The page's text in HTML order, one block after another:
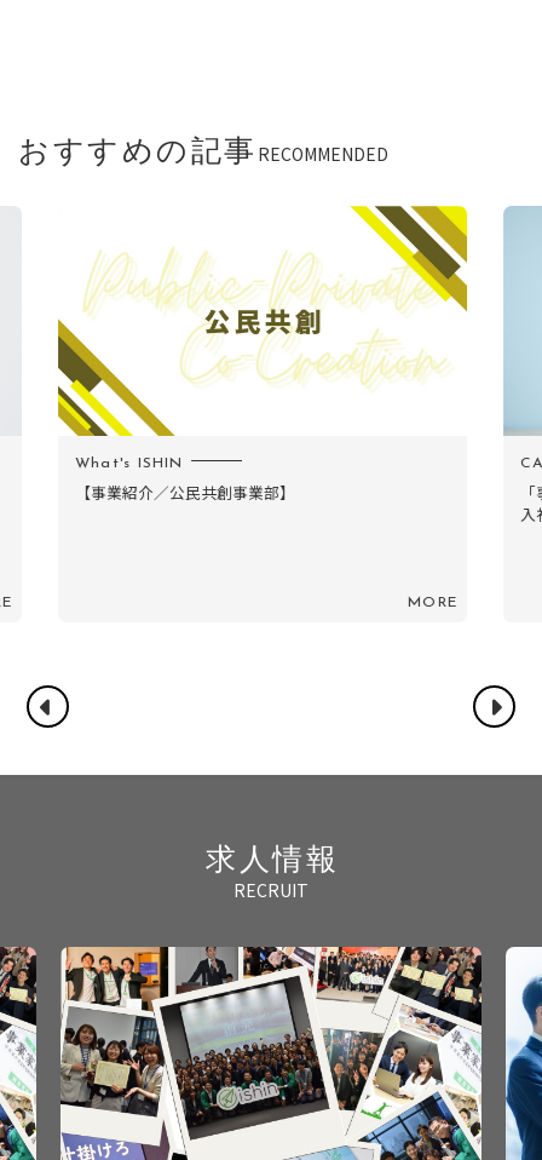
おすすめの記事 RECOMMENDED
CAREER
「事業は、リーダーの器以上には大きくならない」
MORE
求人情報
RECRUIT